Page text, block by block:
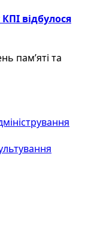
відбулося
пам’яті та